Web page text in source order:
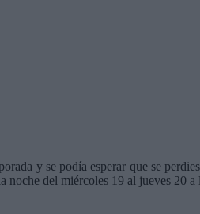
y se podía esperar que se
noche del miércoles 19 al jueves 20